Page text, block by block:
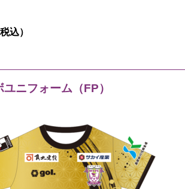
込）
ニフォーム（FP）